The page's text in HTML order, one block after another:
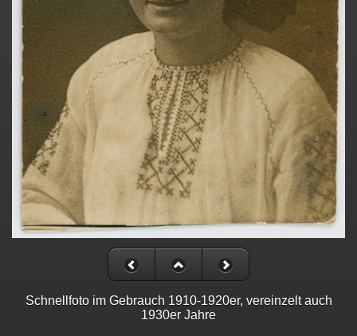
Schnellfoto im Gebrauch 1910-1920er, vereinzelt auch
1930er Jahre